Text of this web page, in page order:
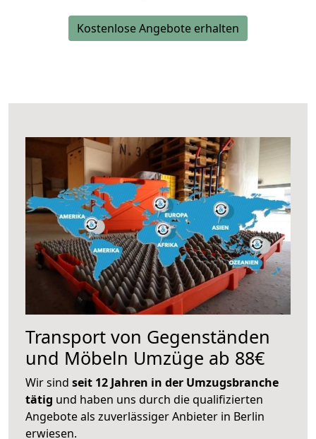
Kostenlose Angebote erhalten
Transport von Gegenständen
und Möbeln Umzüge ab 88€
Wir sind seit 12 Jahren in der Umzugsbranche
tätig und haben uns durch die qualifizierten
Angebote als zuverlässiger Anbieter in Berlin
erwiesen.